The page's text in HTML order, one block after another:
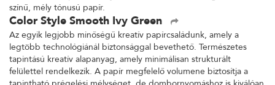
színű, mély tónusú papír.
Color Style Smooth Ivy Green
Az egyik legjobb minőségű kreatív papírcsaládunk, amely a
legtöbb technológiánál biztonsággal bevethető. Természetes
tapintású kreatív alapanyag, amely minimálisan strukturált
felülettel rendelkezik. A papír megfelelő volumene biztosítja a